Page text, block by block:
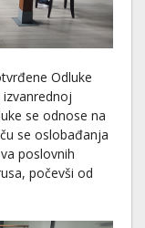
Odluke
se odnose na
se oslobađanja
poslovnih
počevši od